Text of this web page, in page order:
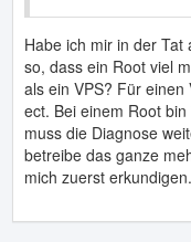
bevor Du ihn auf
das so. Mit
Ansible.
Und das beste ist,
reproduzierbar!
Habe ich mir in der
so, dass ein Root viel
als ein VPS? Für
ect. Bei einem Root
muss die Diagnose
betreibe das ganze
mich zuerst erkundigen.